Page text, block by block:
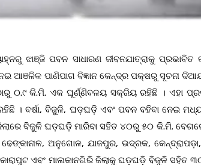
ଝାଞ୍ଜି ପବନ ସାଧାରଣ ଜୀବନଯାତ୍ରାକୁ ପ୍ରଭାବିତ
ଆଞଳିକ ପାଣିପାଗ ବିଜ୍ଞାନ କେନ୍ଦ୍ର ପକ୍ଷରୁ ସୂଚନା
କି.ମି. ଏକ ଘୂର୍ଣ୍ଣିବଳୟ ସକ୍ରିୟ ରହିଛି । ଏହା
। ବର୍ଷା, ବିଜୁଳି, ଘଡ଼ଘଡ଼ି ଏବଂ ପବନ ବହିବା ନେଇ
ବିଜୁଳି ଘଡ଼ଘଡ଼ି ମାରିବା ସହିତ ୪୦ରୁ ୫୦ କି.ମି.
ଅନୁଗୋଳ, ଯାଜପୁର, ଭଦ୍ରକ,
ଏବଂ ମାଲକାନଗିରି ଜିଲାକୁ ଘଡ଼ଘଡ଼ି ବିଜୁଳି ସହିତ